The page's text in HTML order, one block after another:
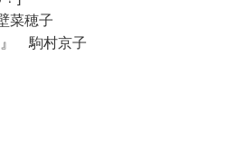
菜穂子
』 駒村京子